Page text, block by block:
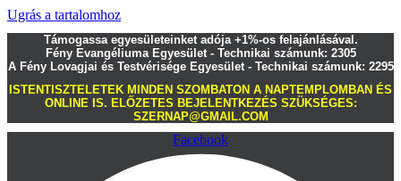
Ugrás a tartalomhoz
Támogassa egyesületeinket adója +1%-os felajánlásával.
Fény Evangéliuma Egyesület - Technikai számunk: 2305
A Fény Lovagjai és Testvérisége Egyesület - Technikai számunk: 2295
ISTENTISZTELETEK MINDEN SZOMBATON A NAPTEMPLOMBAN ÉS
ONLINE IS. ELŐZETES BEJELENTKEZÉS SZÜKSÉGES:
SZERNAP@GMAIL.COM
Facebook